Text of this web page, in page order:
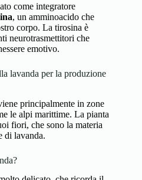
come integratore
, un amminoacido che
corpo. La tirosina è
neurotrasmettitori che
emotivo.
lavanda per la produzione
principalmente in zone
le alpi marittime. La pianta
fiori, che sono la materia
di lavanda.